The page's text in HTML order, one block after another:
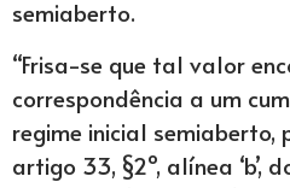
semiaberto.
“Frisa-se que tal valor
correspondência a um
regime inicial semiaberto,
artigo 33, §2º, alínea ‘b’,